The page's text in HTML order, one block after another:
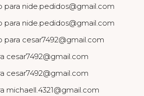
para nide.pedidos@gmail.com
para nide.pedidos@gmail.com
para cesar7492@gmail.com
cesar7492@gmail.com
cesar7492@gmail.com
michaell.4321@gmail.com